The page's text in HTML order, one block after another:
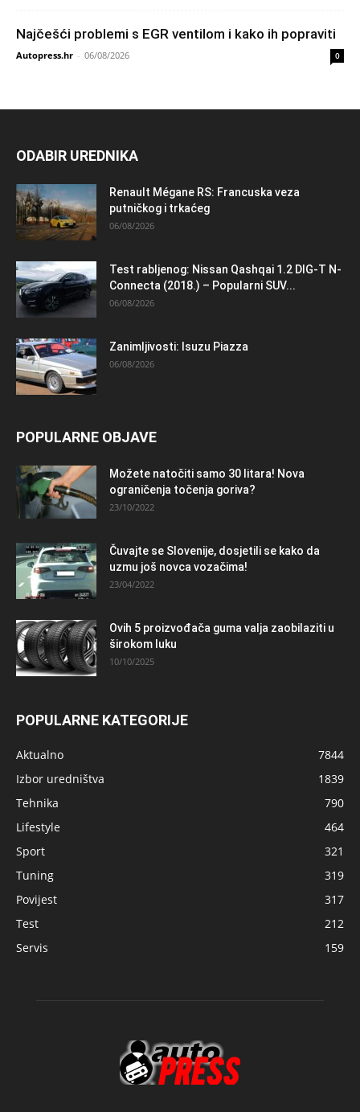
Najčešći problemi s EGR ventilom i kako ih popraviti
Autopress.hr - 06/08/2026 0
ODABIR UREDNIKA
Renault Mégane RS: Francuska veza
putničkog i trkaćeg
06/08/2026
Test rabljenog: Nissan Qashqai 1.2 DIG-T N-
Connecta (2018.) – Popularni SUV...
06/08/2026
Zanimljivosti: Isuzu Piazza
06/08/2026
POPULARNE OBJAVE
Možete natočiti samo 30 litara! Nova
ograničenja točenja goriva?
23/10/2022
Čuvajte se Slovenije, dosjetili se kako da
uzmu još novca vozačima!
23/04/2022
Ovih 5 proizvođača guma valja zaobilaziti u
širokom luku
10/10/2025
POPULARNE KATEGORIJE
Aktualno
7844
Izbor uredništva
1839
Tehnika
790
Lifestyle
464
Sport
321
Tuning
319
Povijest
317
Test
212
Servis
159